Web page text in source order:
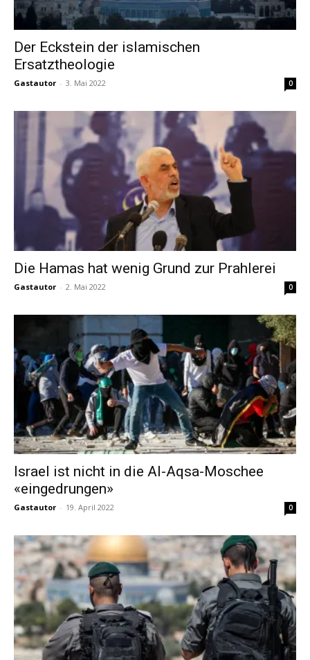
Der Eckstein der islamischen
Ersatztheologie
Gastautor - 3. Mai 2022 0
Die Hamas hat wenig Grund zur Prahlerei
Gastautor - 2. Mai 2022 0
Israel ist nicht in die Al-Aqsa-Moschee
«eingedrungen»
Gastautor - 19. April 2022 0